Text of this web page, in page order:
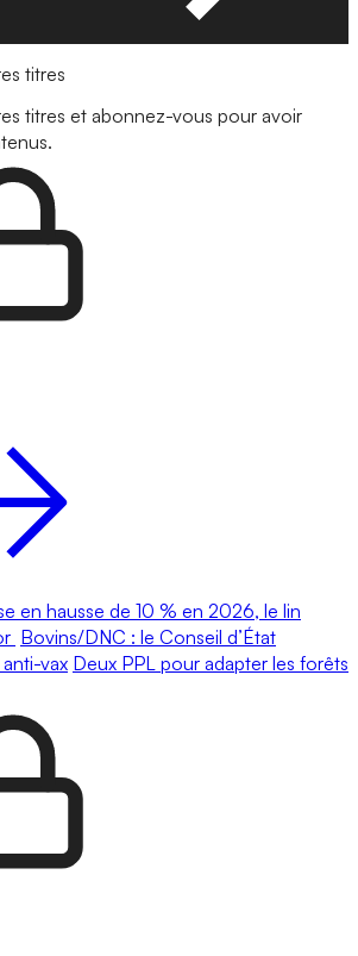
titres
titres et abonnez-vous pour avoir
en hausse de 10 % en 2026, le lin
Bovins/DNC : le Conseil d’État
vax Deux PPL pour adapter les forêts